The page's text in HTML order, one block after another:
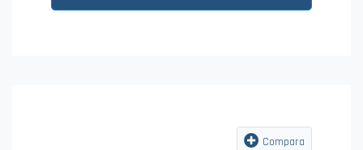
Compara